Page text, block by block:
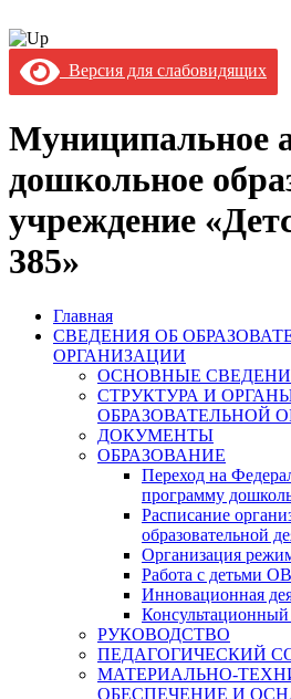
Версия для слабовидящих
Муниципальное
дошкольное
учреждение
385»
Главная
СВЕДЕНИЯ ОБ
ОРГАНИЗАЦИИ
ОСНОВНЫЕ
СТРУКТУРА И
ОБРАЗОВАТЕЛЬНОЙ
ДОКУМЕНТЫ
ОБРАЗОВАНИЕ
Переход на
программу
Расписание
образовательной
Организация
Работа с детьми
Инновационная
РУКОВОДСТВО
ПЕДАГОГИЧЕСКИЙ
МАТЕРИАЛЬНО-
ОБЕСПЕЧЕНИЕ И